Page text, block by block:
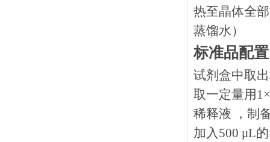
热⾄晶体全
蒸馏水）
标准品配置
试剂盒中取
取一定量用
稀释液 ，制
加入500 μL